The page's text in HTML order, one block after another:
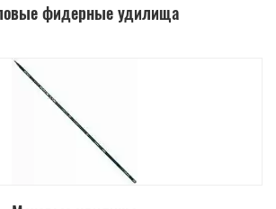
фидерные удилища